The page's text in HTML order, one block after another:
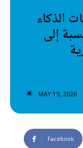
إضافية
الخاطئة
المضللة
رئيسية
الذكاء
إلى
MAY 19, 2026
Facebook